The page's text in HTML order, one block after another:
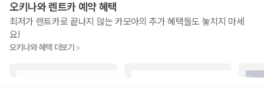
오키나와렌트카 예약 혜택
최저가 렌트카로 끝나지 않는 카모아의 추가 혜택들도 놓치지 마세
요!
오키나와혜택 더보기